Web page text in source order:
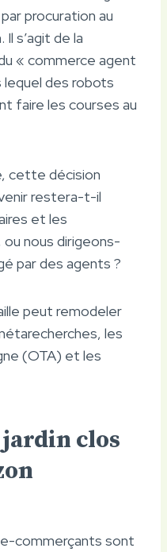
procuration au
s’agit de la
« commerce agent
lequel des robots
faire les courses au
cette décision
restera-t-il
et les
nous dirigeons-
par des agents ?
peut remodeler
les
(OTA) et les
jardin clos
commerçants sont